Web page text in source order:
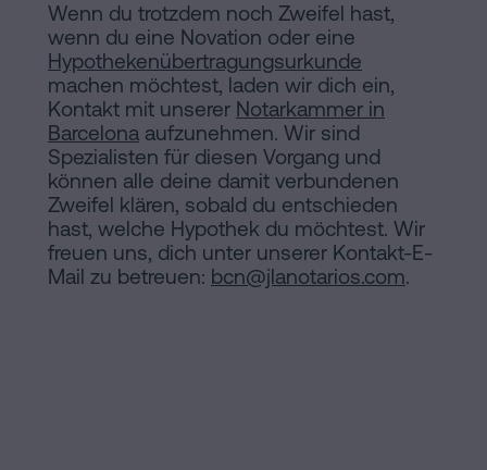
Wenn du trotzdem noch Zweifel hast,
wenn du eine Novation oder eine
Hypothekenübertragungsurkunde
machen möchtest, laden wir dich ein,
Kontakt mit unserer Notarkammer in
Barcelona aufzunehmen. Wir sind
Spezialisten für diesen Vorgang und
können alle deine damit verbundenen
Zweifel klären, sobald du entschieden
hast, welche Hypothek du möchtest. Wir
freuen uns, dich unter unserer Kontakt-E-
Mail zu betreuen: bcn@jlanotarios.com.